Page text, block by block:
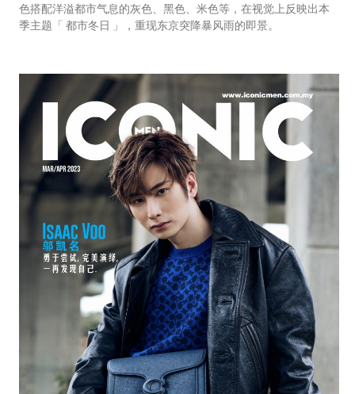
色搭配洋溢都市气息的灰色、黑色、米色等，在视觉上反映出本
季主题「 都市冬日 」，重现东京突降暴风雨的即景。